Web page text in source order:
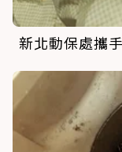
新北動保處攜